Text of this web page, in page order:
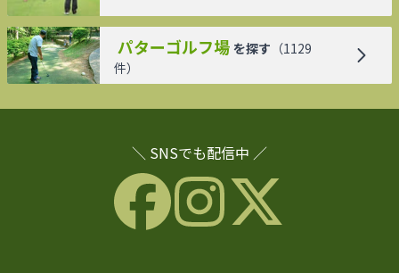
パターゴルフ場 を探す （1129
件）
＼ SNSでも配信中 ／